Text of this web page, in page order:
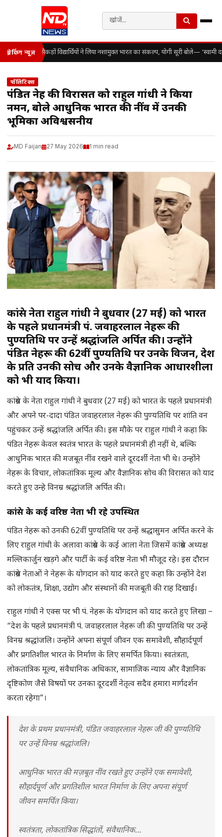
ब्रेकिंग न्यूज़ सैकड़ों विद्यार्थियों ने लिया नशामुक्त भारत का संकल्प, योगी सूरी बोले—
पॉलिटिक्स
पंडित नेहरू की विरासत को राहुल गांधी ने किया
नमन, बोले आधुनिक भारत की नींव में उनकी
भूमिका अविश्वसनीय
MD Faijan 27 May 2026 1 min read
कांग्रेस नेता राहुल गांधी ने बुधवार (27 मई) को भारत
के पहले प्रधानमंत्री पं. जवाहरलाल नेहरू की
पुण्यतिथि पर उन्हें श्रद्धांजलि अर्पित की। उन्होंने
पंडित नेहरू की 62वीं पुण्यतिथि पर उनके विजन, देश
के प्रति उनकी सोच और उनके वैज्ञानिक आधारशीला
को भी याद किया।
कांग्रेस के नेता राहुल गांधी ने बुधवार (27 मई) को भारत के पहले प्रधानमंत्री
और अपने पर-दादा पंडित जवाहरलाल नेहरू की पुण्यतिथि पर शांति वन
पहुंचकर उन्हें श्रद्धांजलि अर्पित की। इस मौके पर राहुल गांधी ने कहा कि
पंडित नेहरू केवल स्वतंत्र भारत के पहले प्रधानमंत्री ही नहीं थे, बल्कि
आधुनिक भारत की मजबूत नींव रखने वाले दूरदर्शी नेता भी थे। उन्होंने
नेहरू के विचार, लोकतांत्रिक मूल्य और वैज्ञानिक सोच की विरासत को याद
करते हुए उन्हे विनम्र श्रद्धांजलि अर्पित की।
कांग्रेस के कई वरिष्ठ नेता भी रहे उपस्थित
पंडित नेहरू को उनकी 62वीं पुण्यतिथि पर उन्हें श्रद्धासुमन अर्पित करने के
लिए राहुल गांधी के अलावा कांग्रेस के कई आला नेता जिसमें कांग्रेस अध्यक्ष
मल्लिकार्जुन खड़गे और पार्टी के कई वरिष्ठ नेता भी मौजूद रहे। इस दौरान
कांग्रेस नेताओं ने नेहरू के योगदान को याद करते हुए कहा कि उन्होंने देश
को लोकतंत्र, शिक्षा, उद्योग और संस्थानों की मजबूती की राह दिखाई।
राहुल गांधी ने एक्स पर भी पं. नेहरू के योगदान को याद करते हुए लिखा –
“देश के पहले प्रधानमंत्री पं. जवाहरलाल नेहरू जी की पुण्यतिथि पर उन्हें
विनम्र श्रद्धांजलि। उन्होंने अपना संपूर्ण जीवन एक समावेशी, सौहार्दपूर्ण
और प्रगतिशील भारत के निर्माण के लिए समर्पित किया। स्वतंत्रता,
लोकतांत्रिक मूल्य, संवैधानिक अधिकार, सामाजिक न्याय और वैज्ञानिक
दृष्टिकोण जैसे विषयों पर उनका दूरदर्शी नेतृत्व सदैव हमारा मार्गदर्शन
करता रहेगा”।
देश के प्रथम प्रधानमंत्री, पंडित जवाहरलाल नेहरू जी की पुण्यतिथि
पर उन्हें विनम्र श्रद्धांजलि।
आधुनिक भारत की मज़बूत नींव रखते हुए उन्होंने एक समावेशी,
सौहार्दपूर्ण और प्रगतिशील भारत निर्माण के लिए अपना संपूर्ण
जीवन समर्पित किया।
स्वतंत्रता, लोकतांत्रिक सिद्धांतों, संवैधानिक…